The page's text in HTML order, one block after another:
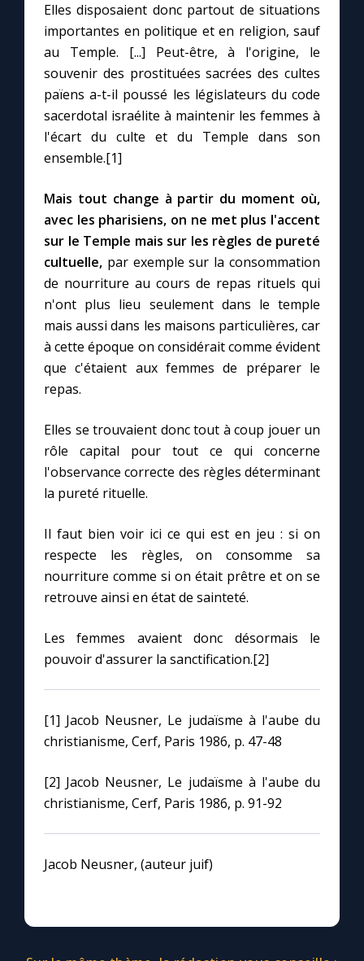
Marie de Nazareth
Elles disposaient donc partout de situations
importantes en politique et en religion, sauf
au Temple. [...] Peut-être, à l'origine, le
souvenir des prostituées sacrées des cultes
païens a-t-il poussé les législateurs du code
sacerdotal israélite à maintenir les femmes à
l'écart du culte et du Temple dans son
ensemble.[1]
Mais tout change à partir du moment où,
avec les pharisiens, on ne met plus l'accent
sur le Temple mais sur les règles de pureté
cultuelle, par exemple sur la consommation
de nourriture au cours de repas rituels qui
n'ont plus lieu seulement dans le temple
mais aussi dans les maisons particulières, car
à cette époque on considérait comme évident
que c'étaient aux femmes de préparer le
repas.
Elles se trouvaient donc tout à coup jouer un
rôle capital pour tout ce qui concerne
l'observance correcte des règles déterminant
la pureté rituelle.
Il faut bien voir ici ce qui est en jeu : si on
respecte les règles, on consomme sa
nourriture comme si on était prêtre et on se
retrouve ainsi en état de sainteté.
Les femmes avaient donc désormais le
pouvoir d'assurer la sanctification.[2]
[1] Jacob Neusner, Le judaïsme à l'aube du
christianisme, Cerf, Paris 1986, p. 47-48
[2] Jacob Neusner, Le judaïsme à l'aube du
christianisme, Cerf, Paris 1986, p. 91-92
Jacob Neusner, (auteur juif)